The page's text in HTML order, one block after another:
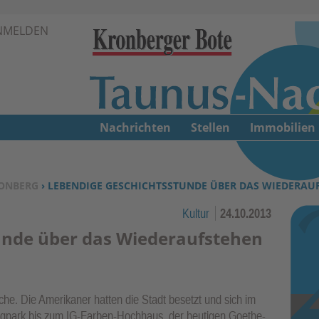
› LEBENDIGE GESCHICHTSSTUNDE ÜBER DAS
Kultur 24.10.2013
über das Wiederaufstehen
Die Amerikaner hatten die Stadt besetzt und sich im
Nachrichten Stellen Immobilien